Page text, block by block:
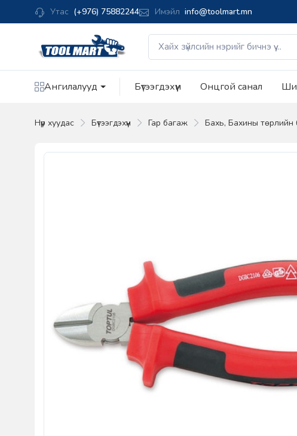
Утас (+976) 75882244 Имэйл info@toolmart.mn
Ангилалууд Бүтээгдэхүүн Онцгой санал
Нүүр хуудас Бүтээгдэхүүн Гар багаж Бахь, Бахины төрлийн